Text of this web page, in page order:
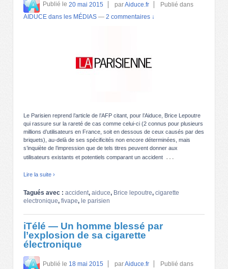
Publié le 20 mai 2015 parAiduce.fr
Publié dans
AIDUCE dans les MÉDIAS — 2 commentaires ↓
Le Parisien reprend l’article de l’AFP citant, pour l’Aiduce, Brice Lepoutre
qui rassure sur la rareté de cas comme celui-ci (2 connus pour plusieurs
millions d’utilisateurs en France, soit en dessous de ceux causés par des
briquets), au-delà de ses spécificités non encore déterminées, mais
s’inquiète de l’impression que de tels titres peuvent donner aux
utilisateurs existants et potentiels comparant un accident …
Lire la suite ›
Tagués avec : accident, aiduce, Brice lepoutre, cigarette
electronique, fivape, le parisien
iTélé — Un homme blessé par
l’explosion de sa cigarette
électronique
Publié le 18 mai 2015 parAiduce.fr
Publié dans